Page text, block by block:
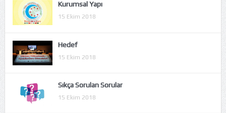
Kurumsal Yapı
15 Ekim 2018
Hedef
15 Ekim 2018
Sıkça Sorulan Sorular
15 Ekim 2018